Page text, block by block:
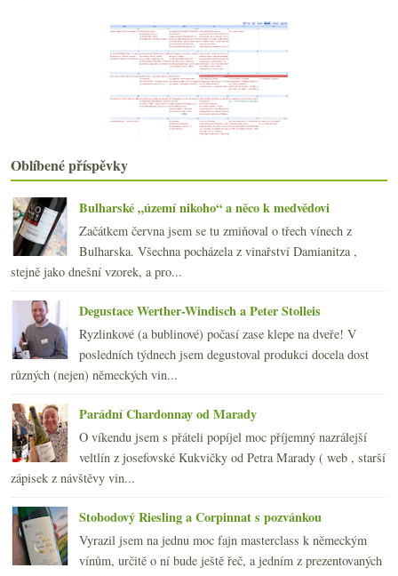
Mizím do luhů a hájů Šumavy…
Ryzlinkový experiment i s vínografy
Jurský park – nebojte se vínosaurů!
S vůní petroleje aneb ryzlinkový experiment
Krvavě rudé víno z Transylvánie
Výsledky ankety „nejraději chodím na ochutnávky…“
Jahody a vyzrálé ročníkové šumivé rosé
Ryzlinky v podání Weingut Dönnhoff
►června(22)
►května(20)
► dubna(21)
►března(23)
►února(20)
►ledna(20)
2008 (270)
►2007(108)
Oblíbené příspěvky
Bulharské „území nikoho“ a něco k medvědovi
Začátkem června jsem se tu zmiňoval o třech vínech z
Bulharska. Všechna pocházela z vinařství Damianitza ,
stejně jako dnešní vzorek, a pro...
Degustace Werther-Windisch a Peter Stolleis
Ryzlinkové (a bublinové) počasí zase klepe na dveře! V
posledních týdnech jsem degustoval produkci docela dost
různých (nejen) německých vin...
Parádní Chardonnay od Marady
O víkendu jsem s přáteli popíjel moc příjemný nazrálejší
veltlín z josefovské Kukvičky od Petra Marady ( web , starší
zápisek z návštěvy vin...
Stobodový Riesling a Corpinnat s pozvánkou
Vyrazil jsem na jednu moc fajn masterclass k německým
vínům, určitě o ní bude ještě řeč, a jedním z prezentovaných